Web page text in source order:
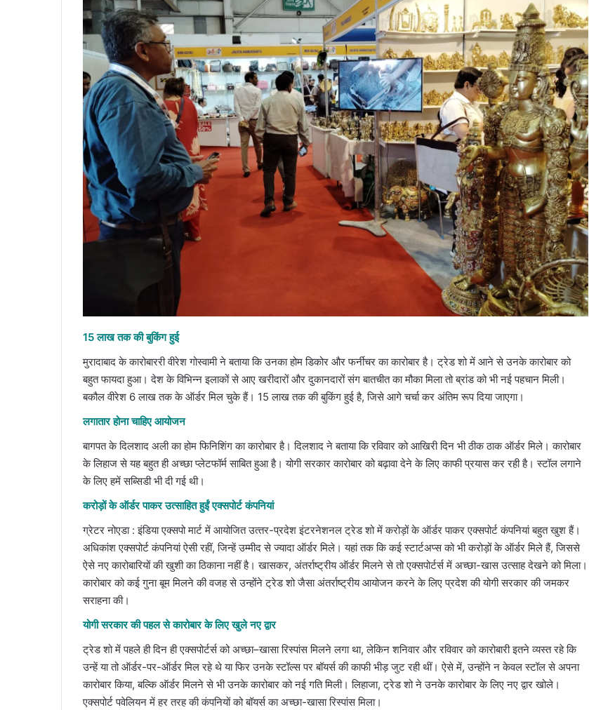
15 लाख तक की बुकिंग हुई
मुरादाबाद के कारोबाररी वीरेश गोस्वामी ने बताया कि उनका होम डिकोर और फर्नीचर का कारोबार है। ट्रेड शो में आने से उनके कारोबार को
बहुत फायदा हुआ। देश के विभिन्न इलाकों से आए खरीदारों और दुकानदारों संग बातचीत का मौका मिला तो ब्रांड को भी नई पहचान मिली।
बकौल वीरेश 6 लाख तक के ऑर्डर मिल चुके हैं। 15 लाख तक की बुकिंग हुई है, जिसे आगे चर्चा कर अंतिम रूप दिया जाएगा।
लगातार होना चाहिए आयोजन
बागपत के दिलशाद अली का होम फिनिशिंग का कारोबार है। दिलशाद ने बताया कि रविवार को आखिरी दिन भी ठीक ठाक ऑर्डर मिले। कारोबार
के लिहाज से यह बहुत ही अच्छा प्लेटफॉर्म साबित हुआ है। योगी सरकार कारोबार को बढ़ावा देने के लिए काफी प्रयास कर रही है। स्टॉल लगाने
के लिए हमें सब्सिडी भी दी गई थी।
करोड़ों के ऑर्डर पाकर उत्साहित हुईं एक्‍सपोर्ट कंपनियां
ग्रेटर नोएडा : इंडिया एक्सपो मार्ट में आयोजित उत्‍तर-प्रदेश इंटरनेशनल ट्रेड शो में करोड़ों के ऑर्डर पाकर एक्‍सपोर्ट कंपनियां बहुत खुश हैं।
अधिकांश एक्‍सपोर्ट कंपनियां ऐसी रहीं, जिन्‍हें उम्‍मीद से ज्‍यादा ऑर्डर मिले। यहां तक कि कई स्‍टार्टअप्‍स को भी करोड़ों के ऑर्डर मिले हैं, जिससे
ऐसे नए कारोबारियों की खुशी का ठिकाना नहीं है। खासकर, अंतर्राष्‍ट्रीय ऑर्डर मिलने से तो एक्‍सपोर्टर्स में अच्‍छा-खास उत्‍साह देखने को मिला।
कारोबार को कई गुना बूम मिलने की वजह से उन्‍होंने ट्रेड शो जैसा अंतर्राष्‍ट्रीय आयोजन करने के लिए प्रदेश की योगी सरकार की जमकर
सराहना की।
योगी सरकार की पहल से कारोबार के लिए खुले नए द्वार
ट्रेड शो में पहले ही दिन ही एक्‍सपोर्टर्स को अच्‍छा–खासा रिस्‍पांस मिलने लगा था, लेकिन शनिवार और रविवार को कारोबारी इतने व्‍यस्‍त रहे कि
उन्‍हें या तो ऑर्डर-पर-ऑर्डर मिल रहे थे या फिर उनके स्‍टॉल्‍स पर बॉयर्स की काफी भीड़ जुट रही थीं। ऐसे में, उन्‍होंने न केवल स्‍टॉल से अपना
कारोबार किया, बल्कि ऑर्डर मिलने से भी उनके कारोबार को नई गति मिली। लिहाजा, ट्रेड शो ने उनके कारोबार के लिए नए द्वार खोले।
एक्‍सपोर्ट पवेलियन में हर तरह की कंपनियों को बॉयर्स का अच्‍छा-खासा रिस्‍पांस मिला।